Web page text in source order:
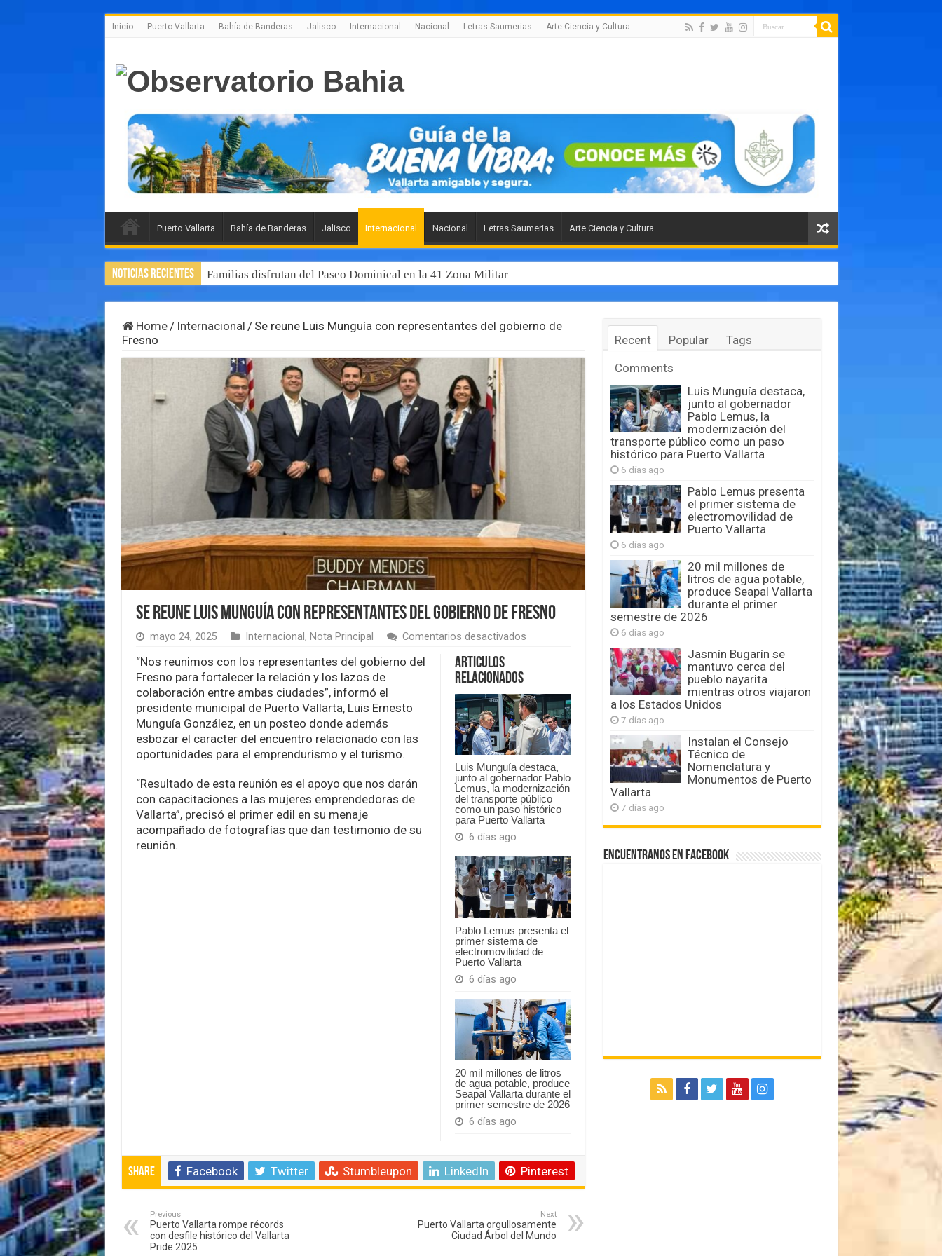
Inicio Puerto Vallarta Bahía de Banderas Jalisco Internacional Nacional Letras Saumerias Arte Ciencia y Cultura
Puerto Vallarta Bahía de Banderas Jalisco Internacional Nacional Letras Saumerias Arte Ciencia y Cultura
Noticias Recientes Familias disfrutan del Paseo Dominical en la 41 Zona Militar
Home / Internacional / Se reune Luis Munguía con representantes del gobierno de
Fresno
Se reune Luis Munguía con representantes del gobierno de Fresno
mayo 24, 2025 Internacional , Nota Principal Comentarios desactivadosen
con
representantes
del
gobierno
de
Fresno
Articulos
Relacionados
Luis Munguía destaca,
junto al gobernador Pablo
Lemus, la modernización
del transporte público
como un paso histórico
para Puerto Vallarta
6 días ago
Pablo Lemus presenta el
primer sistema de
electromovilidad de
Puerto Vallarta
6 días ago
20 mil millones de litros
de agua potable, produce
Seapal Vallarta durante el
primer semestre de 2026
6 días ago
“Nos reunimos con los representantes del gobierno del
Fresno para fortalecer la relación y los lazos de
colaboración entre ambas ciudades”, informó el
presidente municipal de Puerto Vallarta, Luis Ernesto
Munguía González, en un posteo donde además
esbozar el caracter del encuentro relacionado con las
oportunidades para el emprendurismo y el turismo.
“Resultado de esta reunión es el apoyo que nos darán
con capacitaciones a las mujeres emprendedoras de
Vallarta”, precisó el primer edil en su menaje
acompañado de fotografías que dan testimonio de su
reunión.
Share Facebook Twitter Stumbleupon LinkedIn Pinterest
Previous
Puerto Vallarta rompe récords
con desfile histórico del Vallarta
Pride 2025
Next
Puerto Vallarta orgullosamente
Ciudad Árbol del Mundo
Recent Popular
Tags
Comments
Luis Munguía destaca,
junto al gobernador
Pablo Lemus, la
modernización del
transporte público como un paso
histórico para Puerto Vallarta
6 días ago
Pablo Lemus presenta
el primer sistema de
electromovilidad de
Puerto Vallarta
6 días ago
20 mil millones de
litros de agua potable,
produce Seapal Vallarta
durante el primer
semestre de 2026
6 días ago
Jasmín Bugarín se
mantuvo cerca del
pueblo nayarita
mientras otros viajaron
a los Estados Unidos
7 días ago
Instalan el Consejo
Técnico de
Nomenclatura y
Monumentos de Puerto
Vallarta
7 días ago
Encuentranos en Facebook